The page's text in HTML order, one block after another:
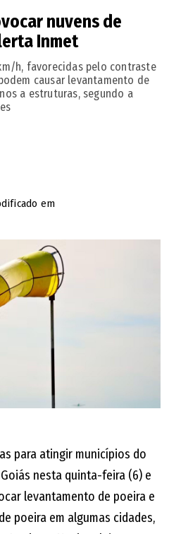
nuvens de
Inmet
h, favorecidas pelo contraste
causar levantamento de
a estruturas, segundo a
em
para atingir municípios do
nesta quinta-feira (6) e
levantamento de poeira e
poeira em algumas cidades,